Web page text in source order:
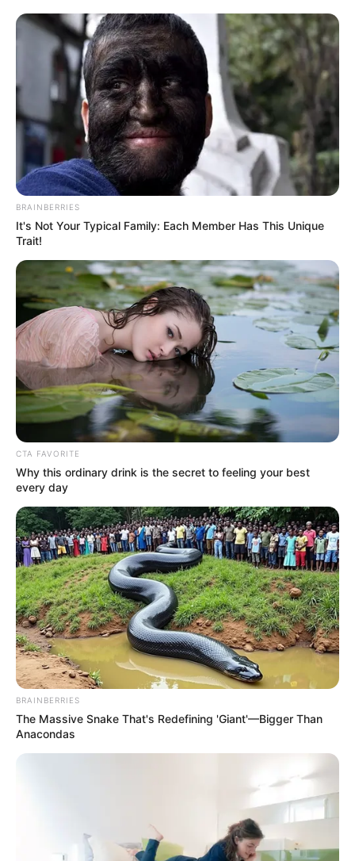
Bravura: Durante a lua de mel, casal salva bebês de berçário
em chamas.
O casal passavam em frente ao prédio quando viram as
chamas. Eles entraram para salvar o
bebê.
Foto/Reprodução/arquivo pessoal.
O casal estava passando pelo local quando viu o prédio em
disse ele. “Eu me vi olhando para 15, 20 bebês dormindo, e
Veja a matéria
BRAINBERRIES
It's Not Your Typical Family: Each Member Has This Unique
Trait!
CTA FAVORITE
Why this ordinary drink is the secret to feeling your best
every day
BRAINBERRIES
The Massive Snake That's Redefining 'Giant'—Bigger Than
Anacondas